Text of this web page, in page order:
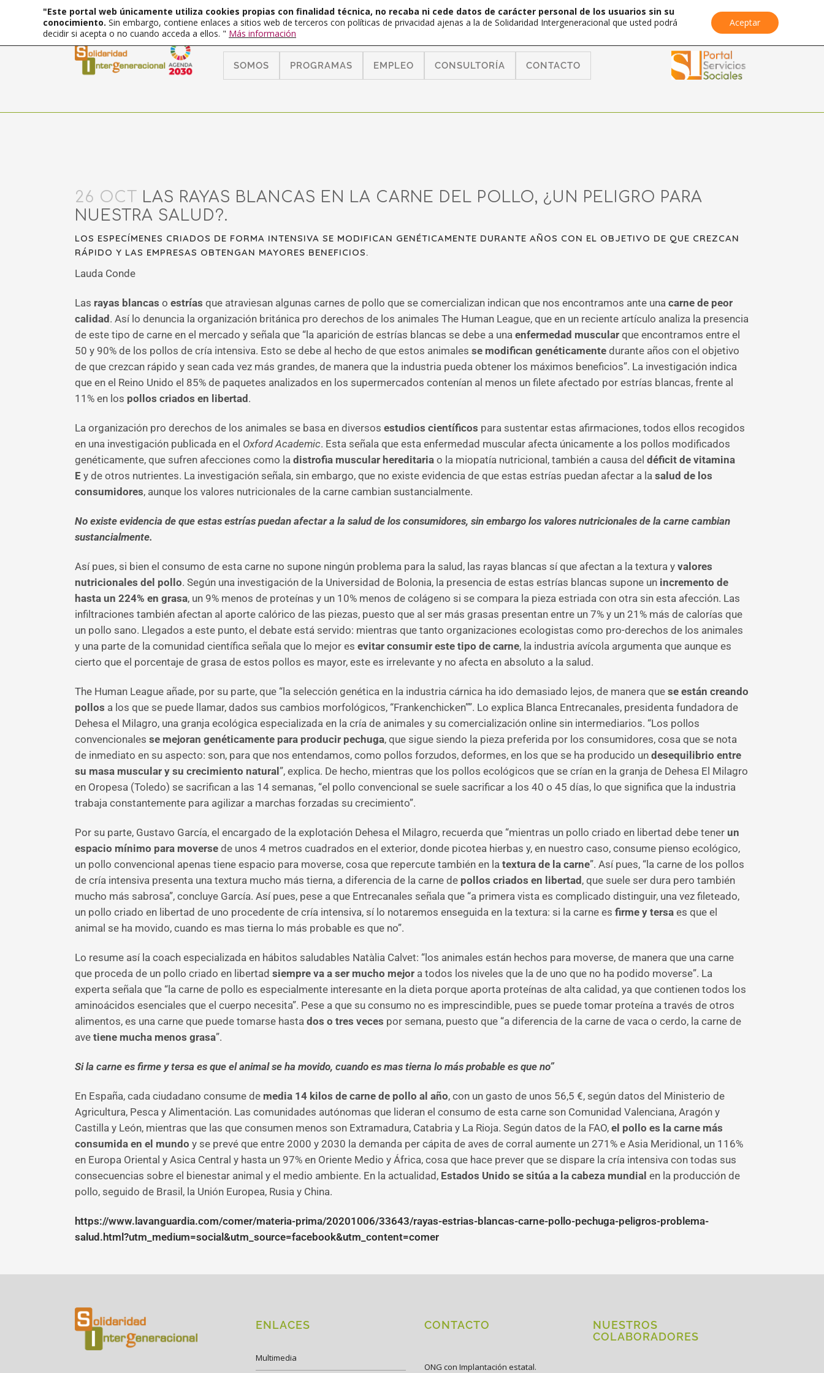
SOMOS PROGRAMAS EMPLEO CONSULTORÍA CONTACTO
26 OCT
LAS RAYAS BLANCAS EN LA CARNE DEL POLLO, ¿UN PELIGRO PARA
NUESTRA SALUD?.
LOS ESPECÍMENES CRIADOS DE FORMA INTENSIVA SE MODIFICAN GENÉTICAMENTE DURANTE AÑOS CON EL OBJETIVO DE QUE CREZCAN
RÁPIDO Y LAS EMPRESAS OBTENGAN MAYORES BENEFICIOS.
Lauda Conde
Las rayas blancas o estrías que atraviesan algunas carnes de pollo que se comercializan indican que nos encontramos ante una carne de peor
calidad . Así lo denuncia la organización británica pro derechos de los animales The Human League, que en un reciente artículo analiza la presencia
de este tipo de carne en el mercado y señala que “la aparición de estrías blancas se debe a una enfermedad muscular que encontramos entre el
50 y 90% de los pollos de cría intensiva. Esto se debe al hecho de que estos animales se modifican genéticamente durante años con el objetivo
de que crezcan rápido y sean cada vez más grandes, de manera que la industria pueda obtener los máximos beneficios”. La investigación indica
que en el Reino Unido el 85% de paquetes analizados en los supermercados contenían al menos un filete afectado por estrías blancas, frente al
11% en los pollos criados en libertad .
La organización pro derechos de los animales se basa en diversos estudios científicos para sustentar estas afirmaciones, todos ellos recogidos
en una investigación publicada en el Oxford Academic. Esta señala que esta enfermedad muscular afecta únicamente a los pollos modificados
genéticamente, que sufren afecciones como la distrofia muscular hereditaria o la miopatía nutricional, también a causa del déficit de vitamina
E y de otros nutrientes. La investigación señala, sin embargo, que no existe evidencia de que estas estrías puedan afectar a la salud de los
consumidores, aunque los valores nutricionales de la carne cambian sustancialmente.
No existe evidencia de que estas estrías puedan afectar a la salud de los consumidores, sin embargo los valores nutricionales de la carne cambian
sustancialmente.
Así pues, si bien el consumo de esta carne no supone ningún problema para la salud, las rayas blancas sí que afectan a la textura y valores
nutricionales del pollo. Según una investigación de la Universidad de Bolonia, la presencia de estas estrías blancas supone un incremento de
hasta un 224% en grasa, un 9% menos de proteínas y un 10% menos de colágeno si se compara la pieza estriada con otra sin esta afección. Las
infiltraciones también afectan al aporte calórico de las piezas, puesto que al ser más grasas presentan entre un 7% y un 21% más de calorías que
un pollo sano. Llegados a este punto, el debate está servido: mientras que tanto organizaciones ecologistas como pro-derechos de los animales
y una parte de la comunidad científica señala que lo mejor es evitar consumir este tipo de carne, la industria avícola argumenta que aunque es
cierto que el porcentaje de grasa de estos pollos es mayor, este es irrelevante y no afecta en absoluto a la salud.
The Human League añade, por su parte, que “la selección genética en la industria cárnica ha ido demasiado lejos, de manera que se están creando
pollos a los que se puede llamar, dados sus cambios morfológicos, “Frankenchicken””. Lo explica Blanca Entrecanales, presidenta fundadora de
Dehesa el Milagro, una granja ecológica especializada en la cría de animales y su comercialización online sin intermediarios. “Los pollos
convencionales se mejoran genéticamente para producir pechuga, que sigue siendo la pieza preferida por los consumidores, cosa que se nota
de inmediato en su aspecto: son, para que nos entendamos, como pollos forzudos, deformes, en los que se ha producido un desequilibrio entre
su masa muscular y su crecimiento natural ”, explica. De hecho, mientras que los pollos ecológicos que se crían en la granja de Dehesa El Milagro
en Oropesa (Toledo) se sacrifican a las 14 semanas, “el pollo convencional se suele sacrificar a los 40 o 45 días, lo que significa que la industria
trabaja constantemente para agilizar a marchas forzadas su crecimiento”.
Por su parte, Gustavo García, el encargado de la explotación Dehesa el Milagro, recuerda que “mientras un pollo criado en libertad debe tener un
espacio mínimo para moverse de unos 4 metros cuadrados en el exterior, donde picotea hierbas y, en nuestro caso, consume pienso ecológico,
un pollo convencional apenas tiene espacio para moverse, cosa que repercute también en la textura de la carne”. Así pues, “la carne de los pollos
de cría intensiva presenta una textura mucho más tierna, a diferencia de la carne de pollos criados en libertad , que suele ser dura pero también
mucho más sabrosa”, concluye García. Así pues, pese a que Entrecanales señala que “a primera vista es complicado distinguir, una vez fileteado,
un pollo criado en libertad de uno procedente de cría intensiva, sí lo notaremos enseguida en la textura: si la carne es firme y tersa es que el
animal se ha movido, cuando es mas tierna lo más probable es que no”.
Lo resume así la coach especializada en hábitos saludables Natàlia Calvet: “los animales están hechos para moverse, de manera que una carne
que proceda de un pollo criado en libertad siempre va a ser mucho mejor a todos los niveles que la de uno que no ha podido moverse”. La
experta señala que “la carne de pollo es especialmente interesante en la dieta porque aporta proteínas de alta calidad, ya que contienen todos los
aminoácidos esenciales que el cuerpo necesita”. Pese a que su consumo no es imprescindible, pues se puede tomar proteína a través de otros
alimentos, es una carne que puede tomarse hasta dos o tres veces por semana, puesto que “a diferencia de la carne de vaca o cerdo, la carne de
ave tiene mucha menos grasa”.
Si la carne es firme y tersa es que el animal se ha movido, cuando es mas tierna lo más probable es que no”
En España, cada ciudadano consume de media 14 kilos de carne de pollo al año, con un gasto de unos 56,5 €, según datos del Ministerio de
Agricultura, Pesca y Alimentación. Las comunidades autónomas que lideran el consumo de esta carne son Comunidad Valenciana, Aragón y
Castilla y León, mientras que las que consumen menos son Extramadura, Catabria y La Rioja. Según datos de la FAO, el pollo es la carne más
consumida en el mundo y se prevé que entre 2000 y 2030 la demanda per cápita de aves de corral aumente un 271% e Asia Meridional, un 116%
en Europa Oriental y Asica Central y hasta un 97% en Oriente Medio y África, cosa que hace prever que se dispare la cría intensiva con todas sus
consecuencias sobre el bienestar animal y el medio ambiente. En la actualidad, Estados Unido se sitúa a la cabeza mundial en la producción de
pollo, seguido de Brasil, la Unión Europea, Rusia y China.
https://www.lavanguardia.com/comer/materia-prima/20201006/33643/rayas-estrias-blancas-carne-pollo-pechuga-peligros-problema-
salud.html?utm_medium=social&utm_source=facebook&utm_content=comer
ENLACES
Multimedia
CONTACTO
ONG con Implantación estatal.
NUESTROS
COLABORADORES
"Este portal web únicamente utiliza cookies propias con finalidad técnica, no recaba ni cede datos de carácter personal de los usuarios sin su
conocimiento. Sin embargo, contiene enlaces a sitios web de terceros con políticas de privacidad ajenas a la de Solidaridad Intergeneracional que usted podrá
decidir si acepta o no cuando acceda a ellos. " Más información
Aceptar